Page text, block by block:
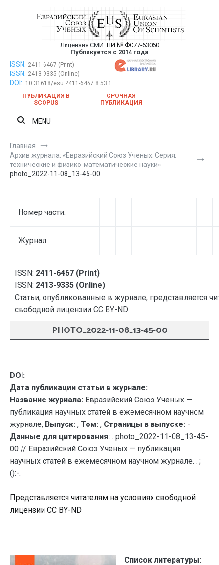
Евразийский Союз Ученых —
публикация научных статей в
ежемесячном научном журнале
Лицензия СМИ: ПИ № ФС77-63060
Публикуется с 2014 года
Евразийский Союз Ученых — публикация научных статей в
ежемесячном научном журнале
ISSN: 2411-6467 (Print)
ISSN: 2413-9335 (Online)
DOI:
10.31618/esu.2411-6467.8.53.1
ПУБЛИКАЦИЯ В
SCOPUS
СРОЧНАЯ
ПУБЛИКАЦИЯ
MENU
Главная
Архив журнала: «Евразийский Союз Ученых. Серия:
технические и физико-математические науки»
photo_2022-11-08_13-45-00
Номер части:
Журнал
ISSN: 2411-6467 (Print)
ISSN: 2413-9335 (Online)
Статьи, опубликованные в журнале, представляется
свободной лицензии CC BY-ND
PHOTO_2022-11-08_13-45-00
DOI:
Дата публикации статьи в журнале:
Название журнала: Евразийский Союз Ученых —
публикация научных статей в ежемесячном научном
журнале, Выпуск: , Том: , Страницы в выпуске: -
Данные для цитирования: . photo_2022-11-08_13-45-
00 // Евразийский Союз Ученых — публикация
научных статей в ежемесячном научном журнале. . ;
():-.
Представляется читателям на условиях свободной
лицензии CC BY-ND
Список литературы: